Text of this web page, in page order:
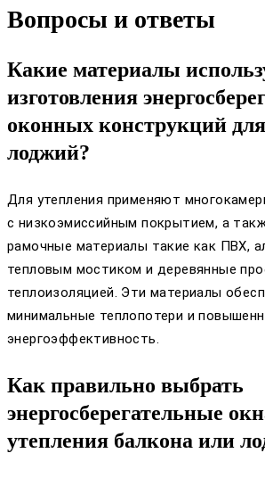
Вопросы и ответы
Какие материалы
изготовления
оконных конструкций
лоджий?
Для утепления применяют
с низкоэмиссийным покрытием, а
рамочные материалы такие как ПВХ,
тепловым мостиком и деревянные
теплоизоляцией. Эти материалы
минимальные теплопотери и
энергоэффективность.
Как правильно выбрать
энергосберегательные
утепления балкона или